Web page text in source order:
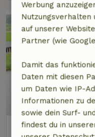
Naturhäuschen
Werbung
Nutzungsverhalten
auf unserer
Partner (wie
Damit das
Daten mit diesen
um Daten wie IP-
Informationen zu
sowie dein Surf-
findest du in